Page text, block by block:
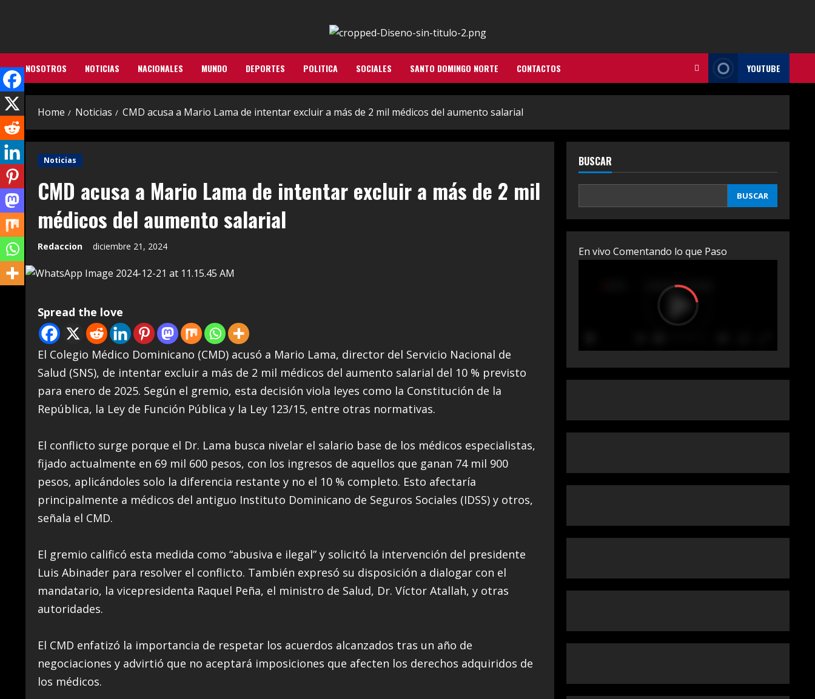
NOSOTROS NOTICIAS NACIONALES MUNDO DEPORTES POLITICA SOCIALES SANTO DOMINGO NORTE CONTACTOS YOUTUBE
Home Noticias CMD acusa a Mario Lama de intentar excluir a más de 2 mil médicos del aumento salarial
Noticias
CMD acusa a Mario Lama de intentar excluir a más de 2 mil
médicos del aumento salarial
Redaccion diciembre 21, 2024
Spread the love
El Colegio Médico Dominicano (CMD) acusó a Mario Lama, director del Servicio Nacional de
Salud (SNS), de intentar excluir a más de 2 mil médicos del aumento salarial del 10 % previsto
para enero de 2025. Según el gremio, esta decisión viola leyes como la Constitución de la
República, la Ley de Función Pública y la Ley 123/15, entre otras normativas.
El conflicto surge porque el Dr. Lama busca nivelar el salario base de los médicos especialistas,
fijado actualmente en 69 mil 600 pesos, con los ingresos de aquellos que ganan 74 mil 900
pesos, aplicándoles solo la diferencia restante y no el 10 % completo. Esto afectaría
principalmente a médicos del antiguo Instituto Dominicano de Seguros Sociales (IDSS) y otros,
señala el CMD.
El gremio calificó esta medida como “abusiva e ilegal” y solicitó la intervención del presidente
Luis Abinader para resolver el conflicto. También expresó su disposición a dialogar con el
mandatario, la vicepresidenta Raquel Peña, el ministro de Salud, Dr. Víctor Atallah, y otras
autoridades.
El CMD enfatizó la importancia de respetar los acuerdos alcanzados tras un año de
negociaciones y advirtió que no aceptará imposiciones que afecten los derechos adquiridos de
los médicos.
BUSCAR
BUSCAR
En vivo Comentando lo que Paso